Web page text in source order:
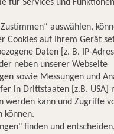
für Services und
auswählen,
Cookies auf Ihrem Gerät
Daten [z. B. IP-
neben unserer Webseite
sowie Messungen und
in Drittstaaten [z.B. USA]
werden kann und Zugriffe
können.
finden und